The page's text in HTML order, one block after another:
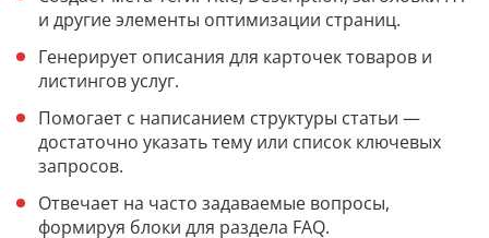
и другие элементы оптимизации страниц.
Генерирует описания для карточек товаров и
листингов услуг.
Помогает с написанием структуры статьи —
достаточно указать тему или список ключевых
запросов.
Отвечает на часто задаваемые вопросы,
формируя блоки для раздела FAQ.